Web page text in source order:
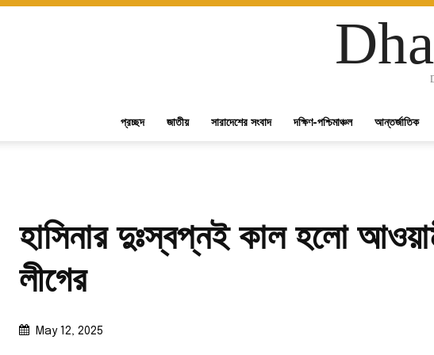
প্রচ্ছদ জাতীয় সারাদেশের সংবাদ দক্ষিণ-পশ্চিমাঞ্চল আন্তর্জাতিক
হাসিনার দুঃস্বপ্নই কাল হলো
লীগের
May 12, 2025